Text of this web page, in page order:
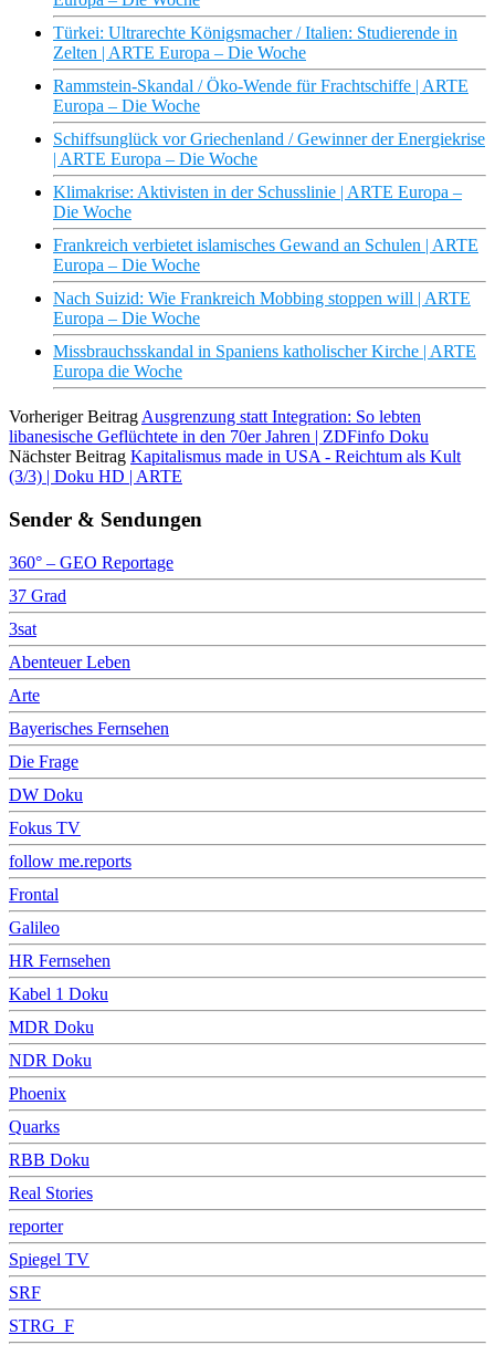
Türkei: Ultrarechte Königsmacher / Italien: Studierende in
Zelten | ARTE Europa – Die Woche
Rammstein-Skandal / Öko-Wende für Frachtschiffe | ARTE
Europa – Die Woche
Schiffsunglück vor Griechenland / Gewinner der Energiekrise
| ARTE Europa – Die Woche
Klimakrise: Aktivisten in der Schusslinie | ARTE Europa –
Die Woche
Frankreich verbietet islamisches Gewand an Schulen | ARTE
Europa – Die Woche
Nach Suizid: Wie Frankreich Mobbing stoppen will | ARTE
Europa – Die Woche
Missbrauchsskandal in Spaniens katholischer Kirche | ARTE
Europa die Woche
Vorheriger Beitrag Ausgrenzung statt Integration: So lebten
libanesische Geflüchtete in den 70er Jahren | ZDFinfo Doku
Nächster Beitrag Kapitalismus made in USA - Reichtum als Kult
(3/3) | Doku HD | ARTE
Sender & Sendungen
360° – GEO Reportage
37 Grad
3sat
Abenteuer Leben
Arte
Bayerisches Fernsehen
Die Frage
DW Doku
Fokus TV
follow me.reports
Frontal
Galileo
HR Fernsehen
Kabel 1 Doku
MDR Doku
NDR Doku
Phoenix
Quarks
RBB Doku
Real Stories
reporter
Spiegel TV
SRF
STRG_F